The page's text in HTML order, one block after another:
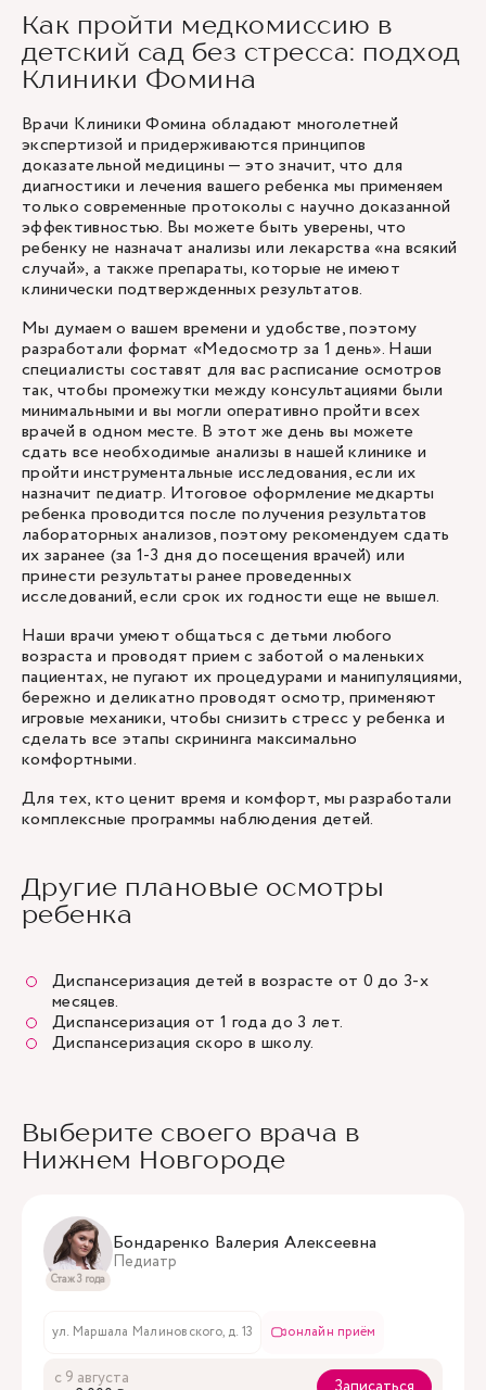
Как пройти медкомиссию в
детский сад без стресса: подход
Клиники Фомина
Врачи Клиники Фомина обладают многолетней
экспертизой и придерживаются принципов
доказательной медицины — это значит, что для
диагностики и лечения вашего ребенка мы применяем
только современные протоколы с научно доказанной
эффективностью. Вы можете быть уверены, что
ребенку не назначат анализы или лекарства «на всякий
случай», а также препараты, которые не имеют
клинически подтвержденных результатов.
Мы думаем о вашем времени и удобстве, поэтому
разработали формат «Медосмотр за 1 день». Наши
специалисты составят для вас расписание осмотров
так, чтобы промежутки между консультациями были
минимальными и вы могли оперативно пройти всех
врачей в одном месте. В этот же день вы можете
сдать все необходимые анализы в нашей клинике и
пройти инструментальные исследования, если их
назначит педиатр. Итоговое оформление медкарты
ребенка проводится после получения результатов
лабораторных анализов, поэтому рекомендуем сдать
их заранее (за 1-3 дня до посещения врачей) или
принести результаты ранее проведенных
исследований, если срок их годности еще не вышел.
Наши врачи умеют общаться с детьми любого
возраста и проводят прием с заботой о маленьких
пациентах, не пугают их процедурами и манипуляциями,
бережно и деликатно проводят осмотр, применяют
игровые механики, чтобы снизить стресс у ребенка и
сделать все этапы скрининга максимально
комфортными.
Для тех, кто ценит время и комфорт, мы разработали
комплексные программы наблюдения детей.
Другие плановые осмотры
ребенка
Диспансеризация детей в возрасте от 0 до 3-х
месяцев.
Диспансеризация от 1 года до 3 лет.
Диспансеризация скоро в школу.
Выберите своего врача в
Нижнем Новгороде
Стаж 3 года
Бондаренко Валерия Алексеевна
Педиатр
ул. Маршала Малиновского, д. 13 онлайн приём
с 9 августа